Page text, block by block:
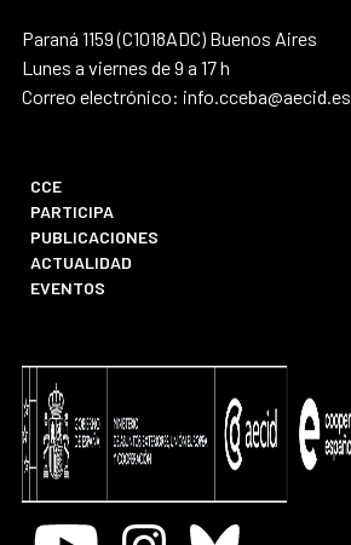
Paraná 1159 (C1018ADC) Buenos Aires
Lunes a viernes de 9 a 17 h
Correo electrónico: info.cceba@aecid.es
CCE
PARTICIPA
PUBLICACIONES
ACTUALIDAD
EVENTOS
Youtube InstagramBluesky